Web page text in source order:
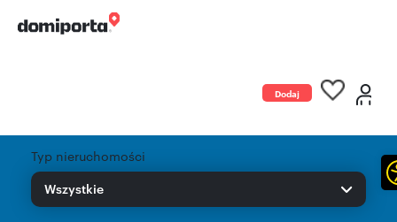
Dodaj
Typ nieruchomości
Wszystkie